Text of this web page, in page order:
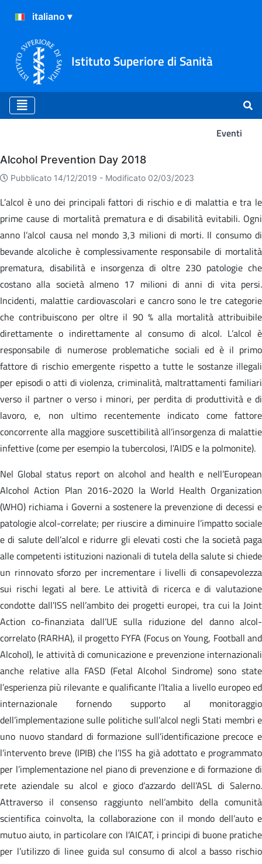
Istituto Superiore di Sanità
Eventi
Eventi
Alcohol Prevention Day 2018
Pubblicato 14/12/2019 - Modificato 02/03/2023
L’alcol è uno dei principali fattori di rischio e di malattia e tra le
prime cause di mortalità prematura e di disabilità evitabili. Ogni
anno l’alcol causa nel mondo 3,3 milioni di morti. Il consumo di
bevande alcoliche è complessivamente responsabile di mortalità
prematura, disabilità e insorgenza di oltre 230 patologie che
costano alla società almeno 17 milioni di anni di vita persi.
Incidenti, malattie cardiovascolari e cancro sono le tre categorie
che contribuiscono per oltre il 90 % alla mortalità attribuibile
direttamente o indirettamente al consumo di alcol. L’alcol è
responsabile di numerose problematiche sociali ed è il primo
fattore di rischio emergente rispetto a tutte le sostanze illegali
per episodi o atti di violenza, criminalità, maltrattamenti familiari
verso il partner o verso i minori, per perdita di produttività e di
lavoro, e, non ultimo recentemente indicato come fattore
concorrente alla maggiore suscettibilità all’insorgenza di malattie
infettive (come per esempio la tubercolosi, l’AIDS e la polmonite).
Nel Global status report on alcohol and health e nell’European
Alcohol Action Plan 2016-2020 la World Health Organization
(WHO) richiama i Governi a sostenere la prevenzione di decessi e
patologie alcol-correlate; per riuscire a diminuire l’impatto sociale
e di salute dell’alcol e ridurre gli elevati costi che la società paga
alle competenti istituzioni nazionali di tutela della salute si chiede
un rinnovato sforzo per incrementare i livelli di consapevolezza
sui rischi legati al bere. Le attività di ricerca e di valutazione
condotte dall’ISS nell’ambito dei progetti europei, tra cui la Joint
Action co-finanziata dall’UE sulla riduzione del danno alcol-
correlato (RARHA), il progetto FYFA (Focus on Young, Football and
Alcohol), le attività di comunicazione e prevenzione internazionali
anche relative alla FASD (Fetal Alcohol Sindrome) sono state
l’esperienza più rilevante e qualificante l’Italia a livello europeo ed
internazionale fornendo supporto al monitoraggio
dell’implementazione sulle politiche sull’alcol negli Stati membri e
uno nuovo standard di formazione sull’identificazione precoce e
l’intervento breve (IPIB) che l’ISS ha già adottato e programmato
per l’implementazione nel piano di prevenzione e di formazione di
rete aziendale su alcol e gioco d’azzardo dell’ASL di Salerno.
Attraverso il consenso raggiunto nell’ambito della comunità
scientifica coinvolta, la collaborazione con il mondo dell’auto e
mutuo aiuto, in particolare con l’AICAT, i principi di buone pratiche
per l’utilizzo di linee guida sul consumo di alcol a basso rischio